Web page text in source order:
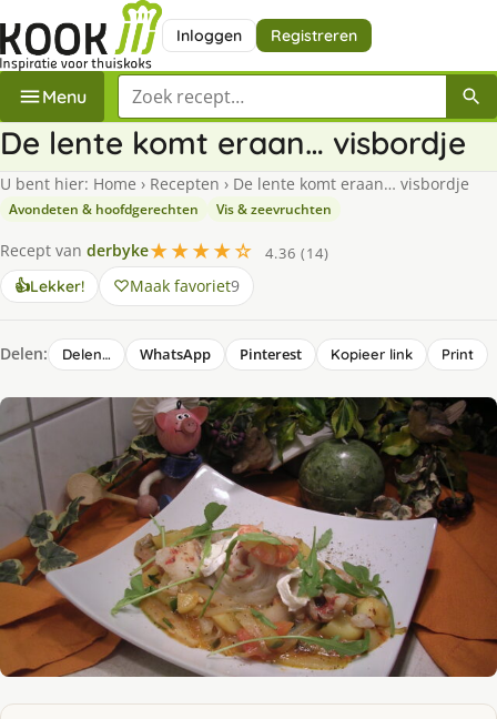
Inloggen Registreren
Menu Zoek een recept
De lente komt eraan… visbordje
U bent hier: Home › Recepten › De lente komt eraan… visbordje
Avondeten & hoofdgerechten Vis & zeevruchten
Recept van derbyke★★★★☆
4.36 (14)
👍Lekker! Maak favoriet9
Delen: Delen… WhatsApp Pinterest Kopieer link Print